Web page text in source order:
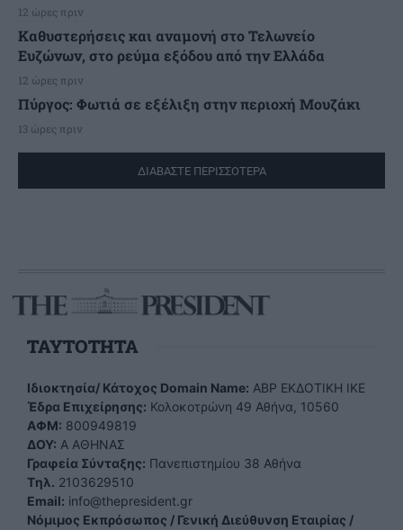
12 ώρες πριν
Καθυστερήσεις και αναμονή στο Τελωνείο
Ευζώνων, στο ρεύμα εξόδου από την Ελλάδα
12 ώρες πριν
Πύργος: Φωτιά σε εξέλιξη στην περιοχή Μουζάκι
13 ώρες πριν
ΔΙΑΒΑΣΤΕ ΠΕΡΙΣΣΟΤΕΡΑ
TAYTOTHTA
Ιδιοκτησία/ Κάτοχος Domain Name: ΑBP ΕΚΔΟΤΙΚΗ ΙΚΕ
Έδρα Επιχείρησης: Κολοκοτρώνη 49 Αθήνα, 10560
ΑΦΜ: 800949819
ΔΟΥ: Α ΑΘΗΝΑΣ
Γραφεία Σύνταξης: Πανεπιστημίου 38 Αθήνα
Tηλ. 2103629510
Email: info@thepresident.gr
Νόμιμος Εκπρόσωπος / Γενική Διεύθυνση Εταιρίας /